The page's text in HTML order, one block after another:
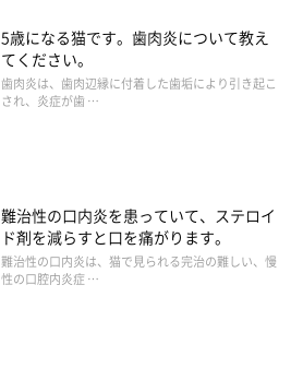
5歳になる猫です。歯肉炎について教え
てください。
歯肉炎は、歯肉辺縁に付着した歯垢により引き起こ
され、炎症が歯 …
難治性の口内炎を患っていて、ステロイ
ド剤を減らすと口を痛がります。
難治性の口内炎は、猫で見られる完治の難しい、慢
性の口腔内炎症 …